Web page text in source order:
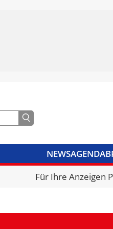
NEWSAGENDA
VIDEOSBIBLIOTHEK
Für Ihre Anzeigen